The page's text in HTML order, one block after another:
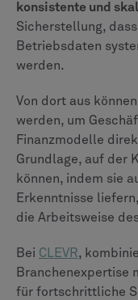
konsistente und
Sicherstellung,
Betriebsdaten
werden.
Von dort aus
werden, um
Finanzmodelle
Grundlage, auf der
können, indem sie
Erkenntnisse
die Arbeitsweise
Bei CLEVR,
Branchenexpertise
für fortschrittliche